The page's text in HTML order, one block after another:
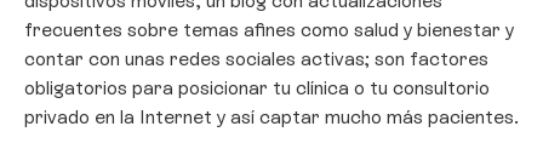
frecuentes sobre temas afines como salud y bienestar y
contar con unas redes sociales activas; son factores
obligatorios para posicionar tu clínica o tu consultorio
privado en la Internet y así captar mucho más pacientes.